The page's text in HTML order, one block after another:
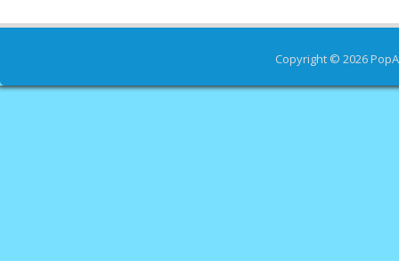
Copyright © 2026